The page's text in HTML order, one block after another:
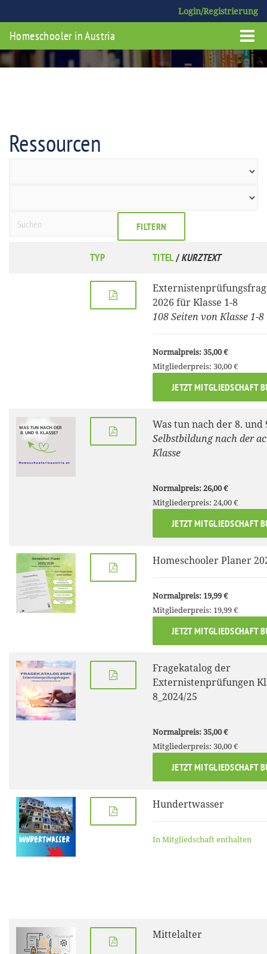
Login/Registrierung
Homeschooler in Austria
Ressourcen
FILTERN
TYP TITEL/KURZTEXT
2026 für Klasse 1-8
108 Seiten von Klasse 1-8
Normalpreis: 35,00 €
Mitgliederpreis: 30,00 €
JETZT MITGLIEDSCHAFT
Was tun nach der 8. und
Selbstbildung nach der
Klasse
Normalpreis: 26,00 €
Mitgliederpreis: 24,00 €
JETZT MITGLIEDSCHAFT
Homeschooler Planer
Normalpreis: 19,99 €
Mitgliederpreis: 19,99 €
JETZT MITGLIEDSCHAFT
Fragekatalog der
Externistenprüfungen
8_2024/25
Normalpreis: 35,00 €
Mitgliederpreis: 30,00 €
JETZT MITGLIEDSCHAFT
Hundertwasser
In Mitgliedschaft enthalten
Mittelalter